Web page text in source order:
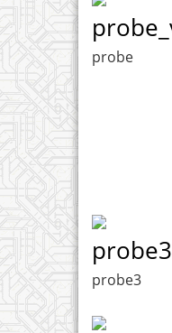
probe
probe3
probe3